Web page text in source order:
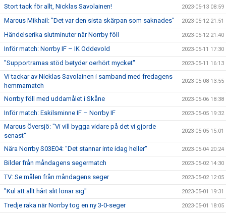
Stort tack för allt, Nicklas Savolainen! 2023-05-13 08:59
Marcus Mikhail: "Det var den sista skärpan som saknades" 2023-05-12 21:51
Händelserika slutminuter när Norrby föll 2023-05-12 21:40
Inför match: Norrby IF – IK Oddevold 2023-05-11 17:30
"Supportrarnas stöd betyder oerhört mycket" 2023-05-11 16:13
Vi tackar av Nicklas Savolainen i samband med fredagens
hemmamatch
2023-05-08 13:55
Norrby föll med uddamålet i Skåne 2023-05-06 18:38
Inför match: Eskilsminne IF – Norrby IF 2023-05-05 19:32
Marcus Översjö: "Vi vill bygga vidare på det vi gjorde
senast"
2023-05-05 15:01
Nära Norrby S03E04: "Det stannar inte idag heller" 2023-05-04 20:24
Bilder från måndagens segermatch 2023-05-02 14:30
TV: Se målen från måndagens seger 2023-05-02 12:05
"Kul att allt hårt slit lönar sig" 2023-05-01 19:31
Tredje raka när Norrby tog en ny 3-0-seger 2023-05-01 18:05